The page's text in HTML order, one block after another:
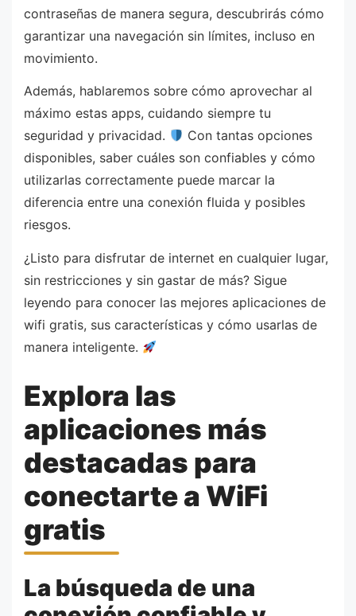
contraseñas de manera segura, descubrirás cómo
garantizar una navegación sin límites, incluso en
movimiento.
Además, hablaremos sobre cómo aprovechar al
máximo estas apps, cuidando siempre tu
seguridad y privacidad.
Con tantas opciones
disponibles, saber cuáles son confiables y cómo
utilizarlas correctamente puede marcar la
diferencia entre una conexión fluida y posibles
riesgos.
¿Listo para disfrutar de internet en cualquier lugar,
sin restricciones y sin gastar de más? Sigue
leyendo para conocer las mejores aplicaciones de
wifi gratis, sus características y cómo usarlas de
manera inteligente.
Explora las
aplicaciones más
destacadas para
conectarte a WiFi
gratis
La búsqueda de una